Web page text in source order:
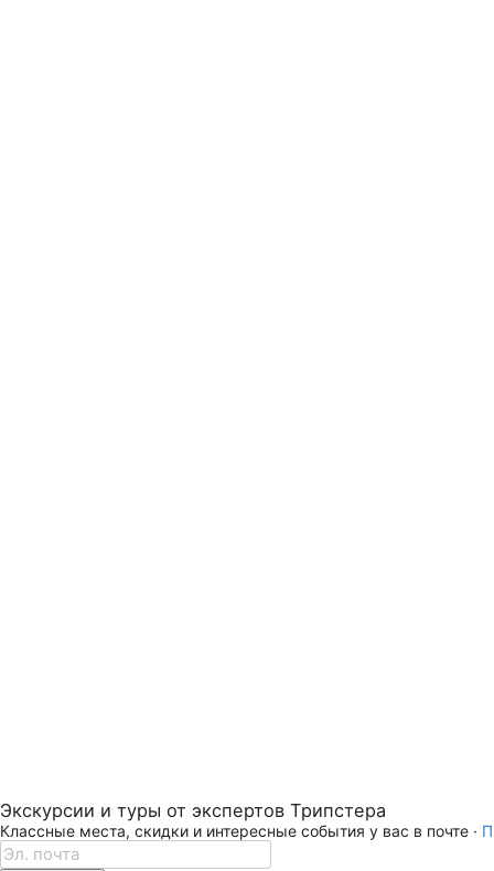
Экскурсии и туры от экспертов Трипстера
Классные места, скидки и интересные события у вас в почте ·